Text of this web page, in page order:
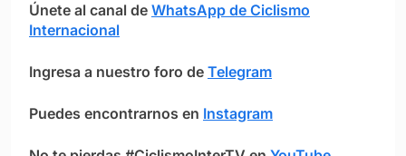
Únete al canal de WhatsApp de Ciclismo
Internacional
Ingresa a nuestro foro de Telegram
Puedes encontrarnos en Instagram